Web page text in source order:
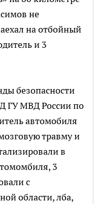
не
на отбойный
и 3
безопасности
ГУ МВД России по
автомобиля
травму и
в
3
с
области, лба,